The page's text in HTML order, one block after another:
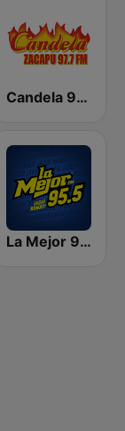
Candela 97.7 - Zacapú
La Mejor 95.5 FM